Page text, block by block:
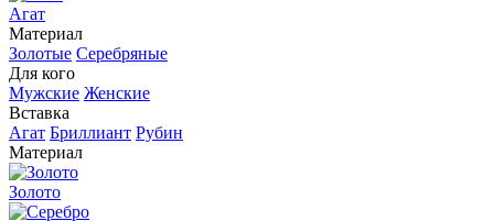
Агат
Материал
Золотые Серебряные
Для кого
Мужские Женские
Вставка
Агат Бриллиант Рубин
Материал
Золото